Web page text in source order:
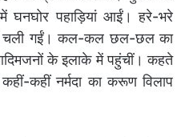
घनघोर पहाड़ियां आईं। हरे-भरे
चली गईं। कल-कल छल-छल का
के इलाके में पहुंचीं। कहते
कहीं नर्मदा का करूण विलाप